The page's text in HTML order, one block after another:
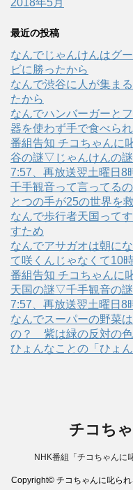
2018年5月
最近の投稿
なんでじゃんけんはグ
ビに勝ったから
なんで渋谷に人が集ま
たから
なんでハンバーガーと
器を使わず手で食べら
番組告知 チコちゃん
谷の謎▽じゃんけんの
7:57、再放送翌土曜日8
千手観音って言ってる
とつの手が25の世界を
なんで歩行者天国って
すため
なんでアサガオは朝に
て咲くんじゃなくて10
番組告知 チコちゃん
天国の謎▽千手観音の
7:57、再放送翌土曜日8
なんでスーパーの野菜
の？ 紫は緑の反対の色
ひょんなことの「ひょ
チコち
NHK番組「チコちゃんに
Copyright© チコちゃんに叱ら